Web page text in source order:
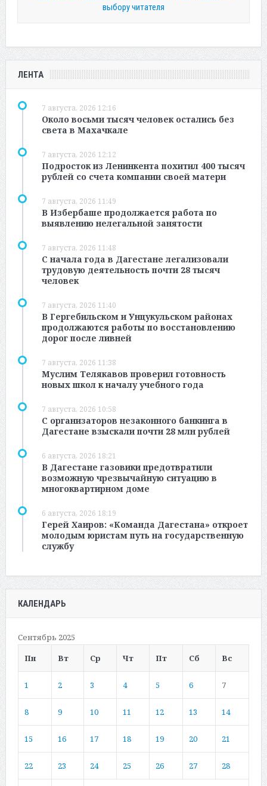
выбору читателя
ЛЕНТА
7 августа, 2026 12:16
Около восьми тысяч человек остались без
света в Махачкале
7 августа, 2026 12:12
Подросток из Ленинкента похитил 400 тысяч
рублей со счета компании своей матери
7 августа, 2026 11:49
В Избербаше продолжается работа по
выявлению нелегальной занятости
7 августа, 2026 11:48
С начала года в Дагестане легализовали
трудовую деятельность почти 28 тысяч
человек
7 августа, 2026 11:40
В Гергебильском и Унцукульском районах
продолжаются работы по восстановлению
дорог после ливней
7 августа, 2026 11:38
Муслим Телякавов проверил готовность
новых школ к началу учебного года
7 августа, 2026 10:58
С организаторов незаконного банкинга в
Дагестане взыскали почти 28 млн рублей
6 августа, 2026 18:21
В Дагестане газовики предотвратили
возможную чрезвычайную ситуацию в
многоквартирном доме
6 августа, 2026 18:19
Герей Хаиров: «Команда Дагестана» откроет
молодым юристам путь на государственную
службу
КАЛЕНДАРЬ
Сентябрь 2025
Пн
Вт Ср Чт Пт Сб Вс
1 2 3 4 5 6 7
8 9 10 11 12 13 14
15 16 17 18 19 20 21
22 23 24 25 26 27 28